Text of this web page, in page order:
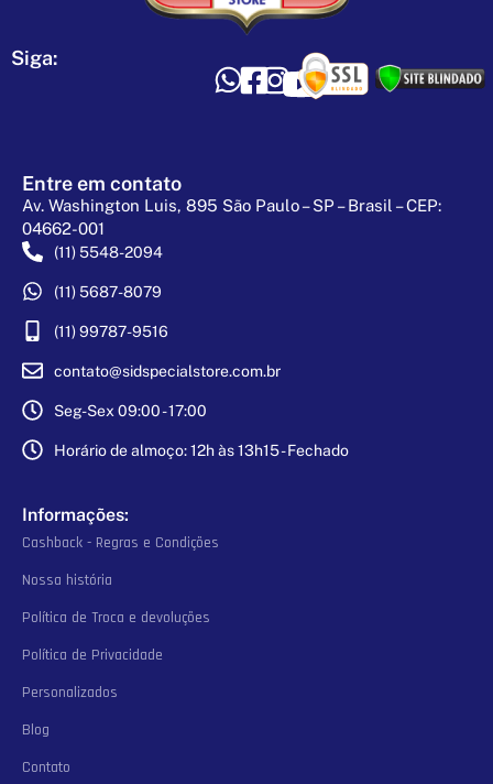
Siga:
Entre em contato
Av. Washington Luis, 895 São Paulo – SP – Brasil – CEP:
04662-001
(11) 5548-2094
(11) 5687-8079
(11) 99787-9516
contato@sidspecialstore.com.br
Seg-Sex 09:00 - 17:00
Horário de almoço: 12h às 13h15 - Fechado
Informações:
Cashback - Regras e Condições
Nossa história
Política de Troca e devoluções
Política de Privacidade
Personalizados
Blog
Contato